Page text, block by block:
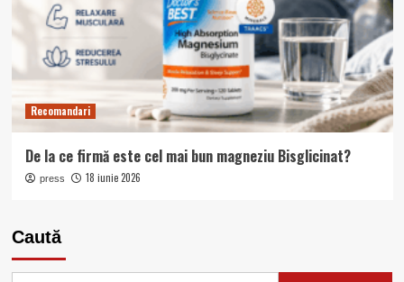
Recomandari
De la ce firmă este cel mai bun magneziu Bisglicinat?
press 18 iunie 2026
Caută